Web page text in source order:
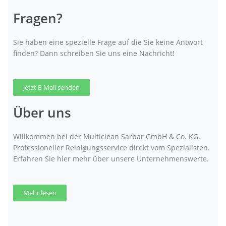
Fragen?
Sie haben eine spezielle Frage auf die Sie keine Antwort
finden? Dann schreiben Sie uns eine Nachricht!
Jetzt E-Mail senden
Über uns
Willkommen bei der Multiclean Sarbar GmbH & Co. KG.
Professioneller Reinigungsservice direkt vom Spezialisten.
Erfahren Sie hier mehr über unsere Unternehmenswerte.
Mehr lesen